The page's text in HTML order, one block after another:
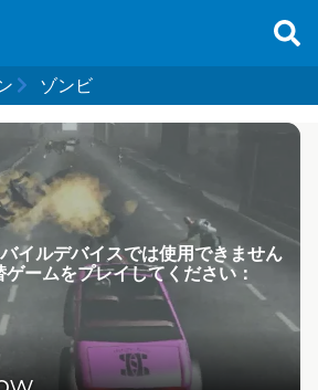
ゾンビ
イルデバイスでは使用できません
ームをプレイしてください：